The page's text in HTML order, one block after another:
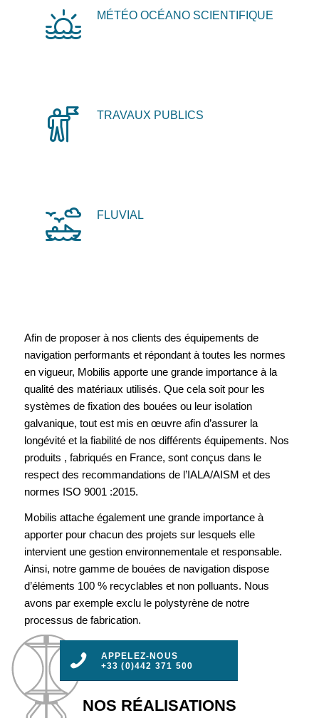
MÉTÉO OCÉANO SCIENTIFIQUE
TRAVAUX PUBLICS
FLUVIAL
Afin de proposer à nos clients des équipements de
navigation performants et répondant à toutes les normes
en vigueur, Mobilis apporte une grande importance à la
qualité des matériaux utilisés. Que cela soit pour les
systèmes de fixation des bouées ou leur isolation
galvanique, tout est mis en œuvre afin d’assurer la
longévité et la fiabilité de nos différents équipements. Nos
produits , fabriqués en France, sont conçus dans le
respect des recommandations de l’IALA/AISM et des
normes ISO 9001 :2015.
Mobilis attache également une grande importance à
apporter pour chacun des projets sur lesquels elle
intervient une gestion environnementale et responsable.
Ainsi, notre gamme de bouées de navigation dispose
d’éléments 100 % recyclables et non polluants. Nous
avons par exemple exclu le polystyrène de notre
processus de fabrication.
APPELEZ-NOUS
+33 (0)442 371 500
NOS RÉALISATIONS